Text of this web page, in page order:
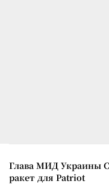
Глава МИД Украины
ракет для Patriot